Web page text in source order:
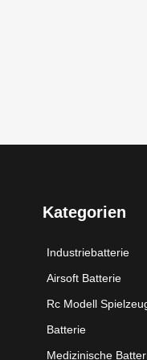
Kategorien
Industriebatterie
Airsoft Batterie
Rc Modell
Batterie
Medizinische